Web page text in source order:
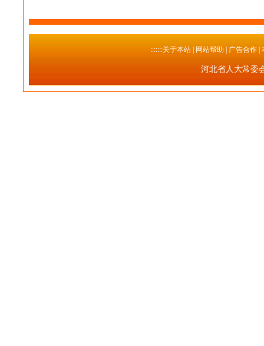
:::::::关于本站| 网站帮助 | 广告合作 |
河北省人大常委